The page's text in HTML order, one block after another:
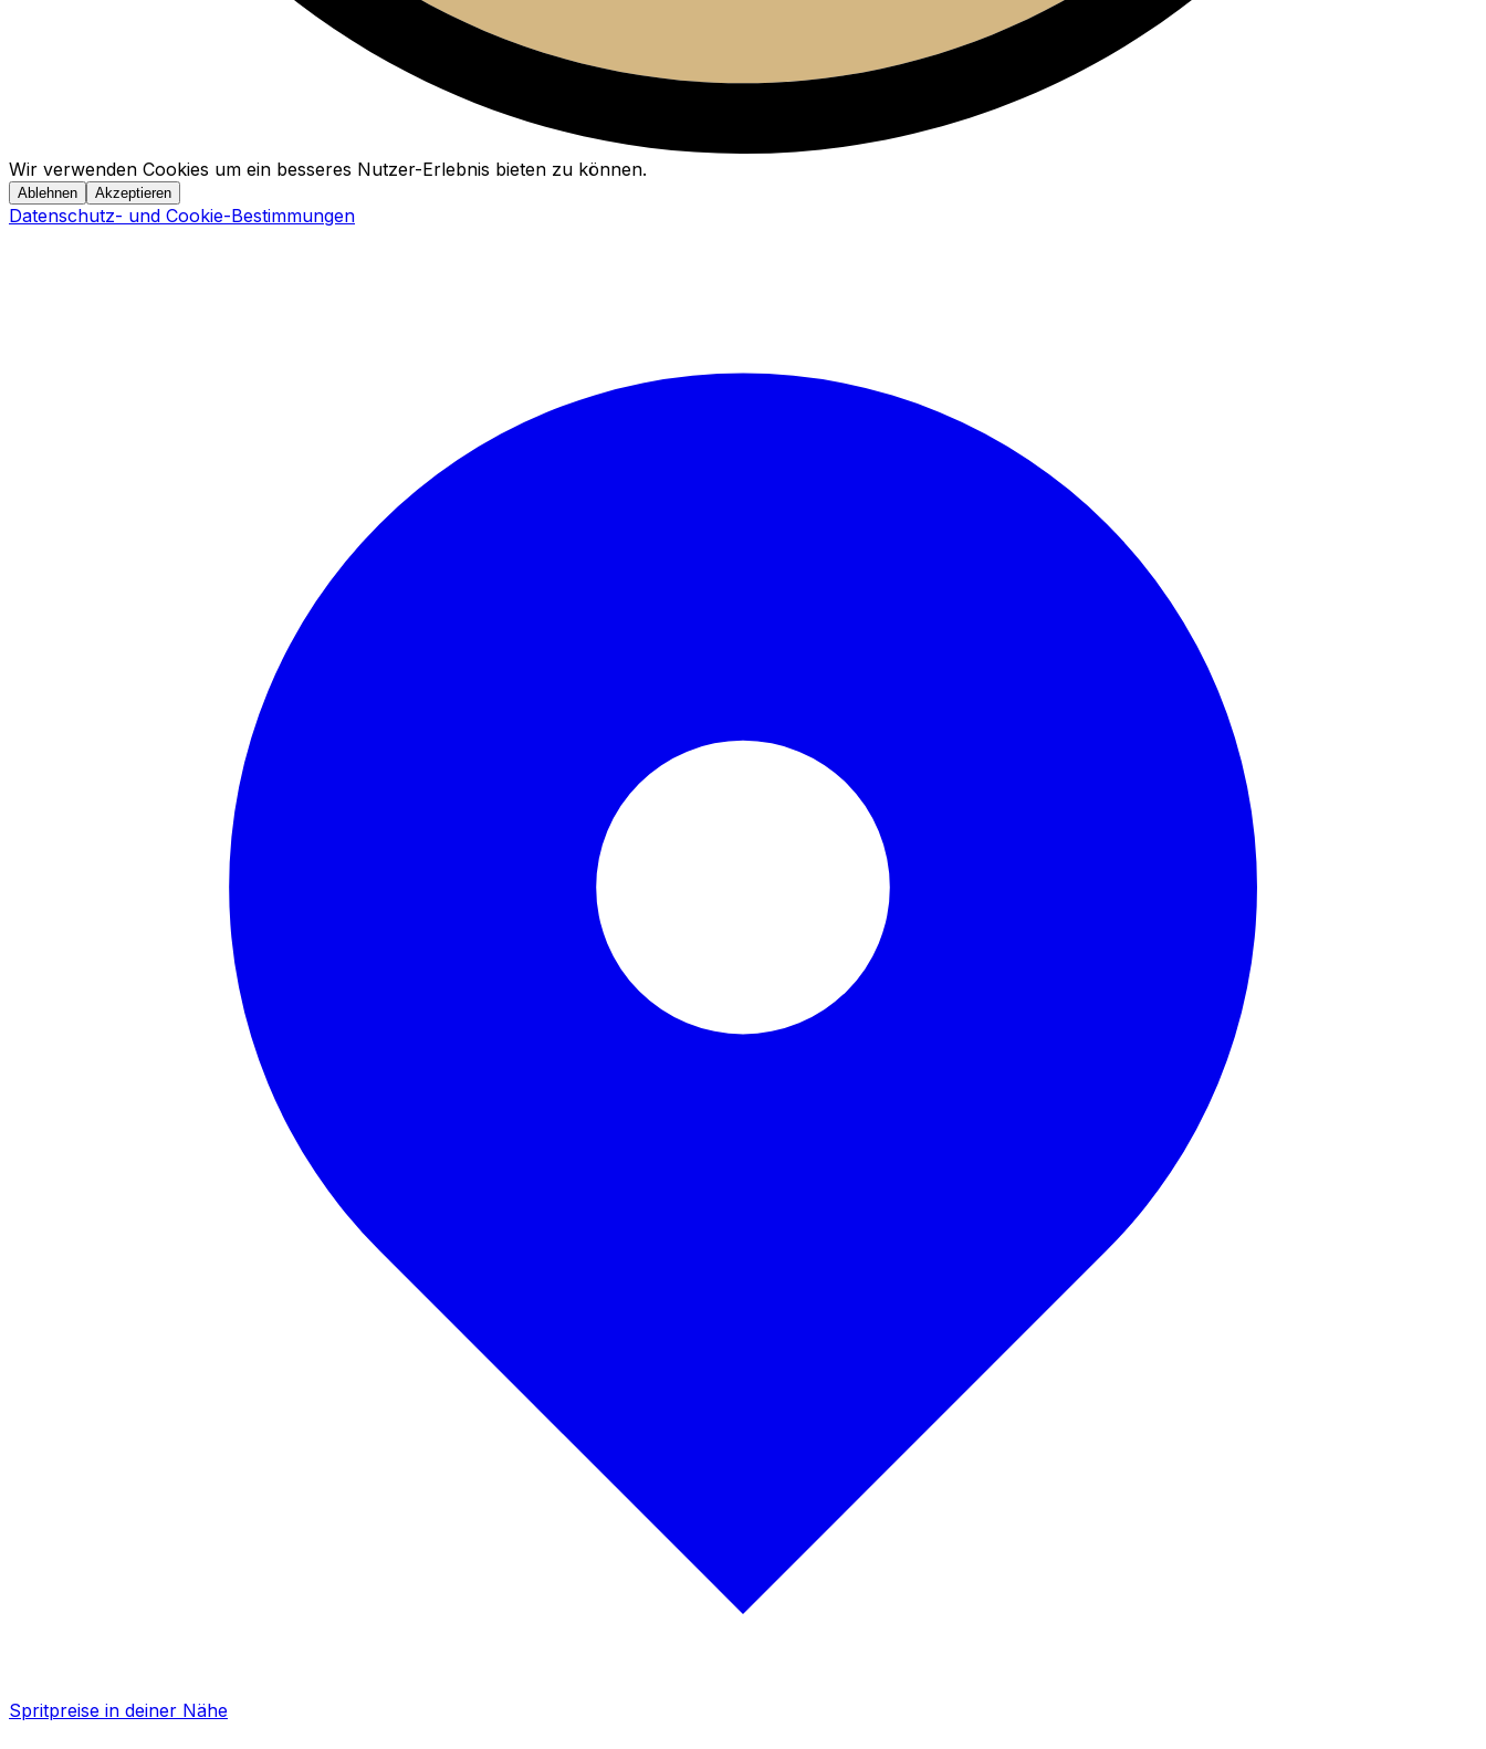
Wir verwenden Cookies um ein besseres Nutzer-Erlebnis bieten zu können.
Ablehnen Akzeptieren
Datenschutz- und Cookie-Bestimmungen
Spritpreise in deiner Nähe